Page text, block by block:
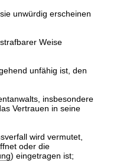
unwürdig erscheinen
Weise
unfähig ist, den
insbesondere
Vertrauen in seine
wird vermutet,
oder die
) eingetragen ist;